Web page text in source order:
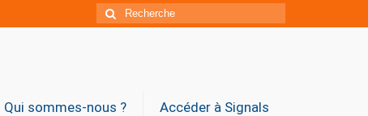
Rechercher
:
Qui sommes-nous ? Accéder à Signals